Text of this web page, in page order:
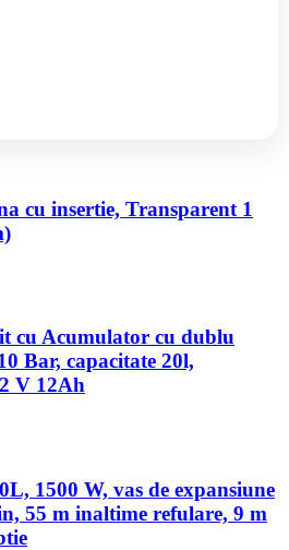
cu insertie, Transparent 1
cu Acumulator cu dublu
Bar, capacitate 20l,
V 12Ah
1500 W, vas de expansiune
55 m inaltime refulare, 9 m